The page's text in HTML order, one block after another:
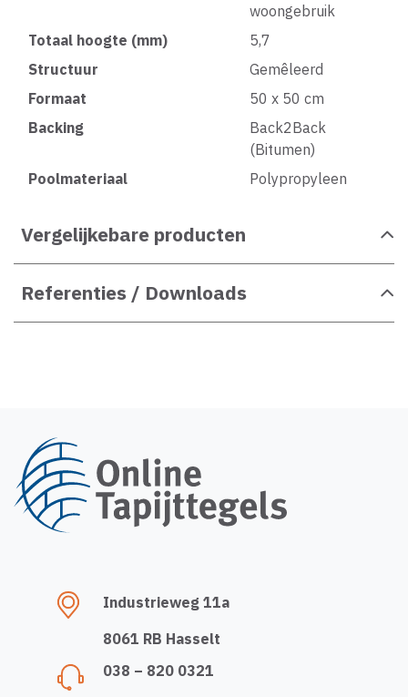
woongebruik
Totaal hoogte (mm)
5,7
Structuur
Gemêleerd
Formaat
50 x 50 cm
Backing
Back2Back
(Bitumen)
Poolmateriaal
Polypropyleen
Vergelijkebare producten
Referenties / Downloads
Industrieweg 11a
8061 RB Hasselt
038 – 820 0321